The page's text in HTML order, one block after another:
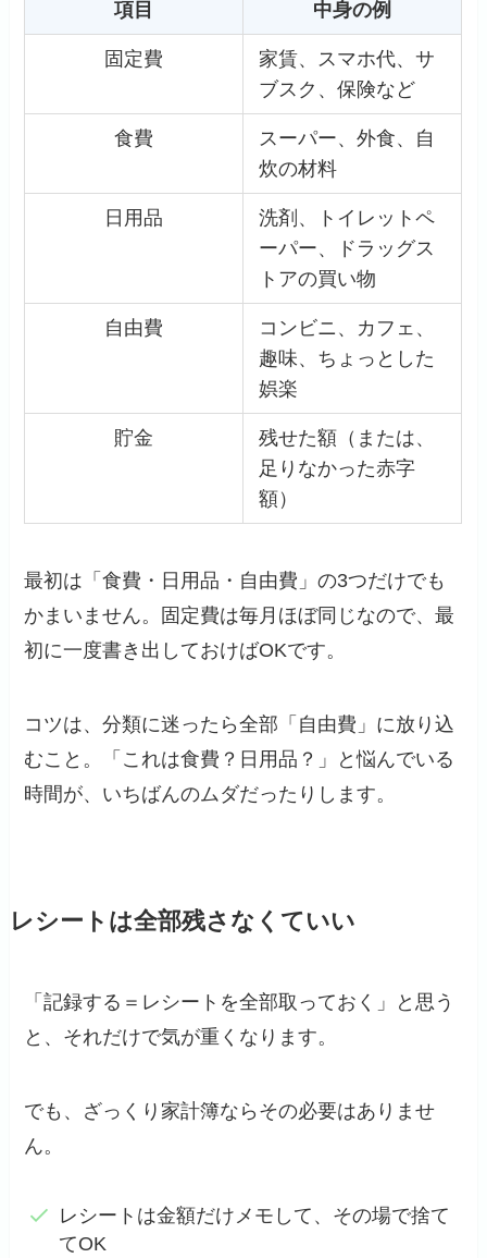
項目 中身の例
固定費
家賃、スマホ代、サ
ブスク、保険など
食費
スーパー、外食、自
炊の材料
日用品
洗剤、トイレットペ
ーパー、ドラッグス
トアの買い物
自由費
コンビニ、カフェ、
趣味、ちょっとした
娯楽
貯金
残せた額（または、
足りなかった赤字
額）
最初は「食費・日用品・自由費」の3つだけでも
かまいません。固定費は毎月ほぼ同じなので、最
初に一度書き出しておけばOKです。
コツは、分類に迷ったら全部「自由費」に放り込
むこと。「これは食費？日用品？」と悩んでいる
時間が、いちばんのムダだったりします。
レシートは全部残さなくていい
「記録する＝レシートを全部取っておく」と思う
と、それだけで気が重くなります。
でも、ざっくり家計簿ならその必要はありませ
ん。
レシートは金額だけメモして、その場で捨て
てOK